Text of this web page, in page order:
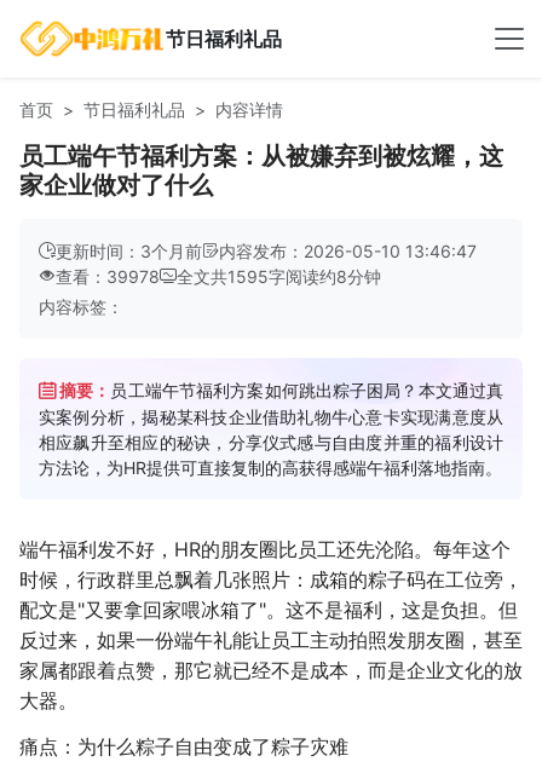
节日福利礼品
首页 节日福利礼品 内容详情
员工端午节福利方案：从被嫌弃到被炫耀，这
家企业做对了什么
更新时间：3个月前
内容发布：2026-05-10 13:46:47
查看：39978
全文共1595字阅读约8分钟
内容标签：
摘要： 员工端午节福利方案如何跳出粽子困局？本文通过真
实案例分析，揭秘某科技企业借助礼物牛心意卡实现满意度从
相应飙升至相应的秘诀，分享仪式感与自由度并重的福利设计
方法论，为HR提供可直接复制的高获得感端午福利落地指南。
端午福利发不好，HR的朋友圈比员工还先沦陷。每年这个
时候，行政群里总飘着几张照片：成箱的粽子码在工位旁，
配文是"又要拿回家喂冰箱了"。这不是福利，这是负担。但
反过来，如果一份端午礼能让员工主动拍照发朋友圈，甚至
家属都跟着点赞，那它就已经不是成本，而是企业文化的放
大器。
痛点：为什么粽子自由变成了粽子灾难